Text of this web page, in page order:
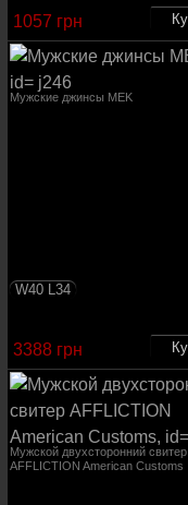
1057 грн
Мужские джинсы MEK
W40 L34
3388 грн
Мужской двухсторонний свитер
AFFLICTION American Customs